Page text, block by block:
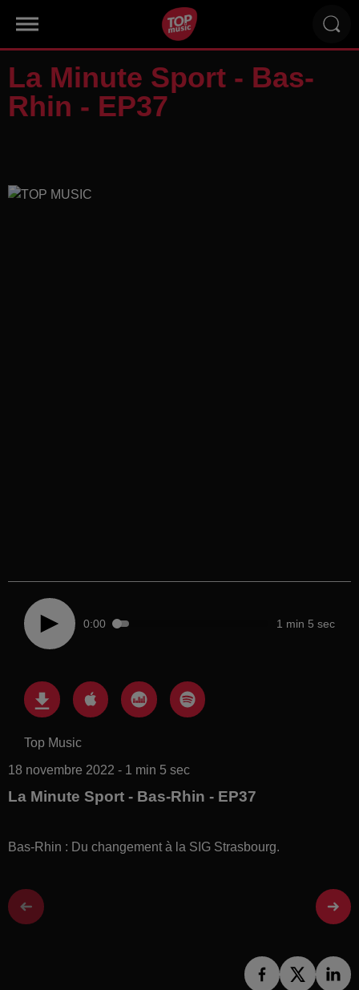
La Minute Sport - Bas-
Rhin - EP37
0:00 1 min 5 sec
Top Music
18 novembre 2022 - 1 min 5 sec
La Minute Sport - Bas-Rhin - EP37
Bas-Rhin : Du changement à la SIG Strasbourg.